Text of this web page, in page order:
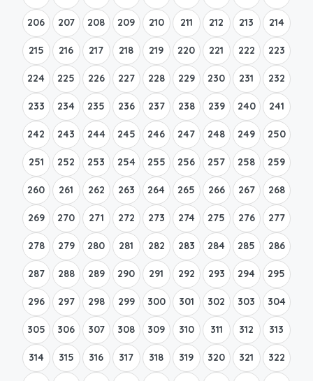
206 207 208 209 210 211 212 213 214
215 216 217 218 219 220 221 222 223
224 225 226 227 228 229 230 231 232
233 234 235 236 237 238 239 240 241
242 243 244 245 246 247 248 249 250
251 252 253 254 255 256 257 258 259
260 261 262 263 264 265 266 267 268
269 270 271 272 273 274 275 276 277
278 279 280 281 282 283 284 285 286
287 288 289 290 291 292 293 294 295
296 297 298 299 300 301 302 303 304
305 306 307 308 309 310 311 312 313
314 315 316 317 318 319 320 321 322